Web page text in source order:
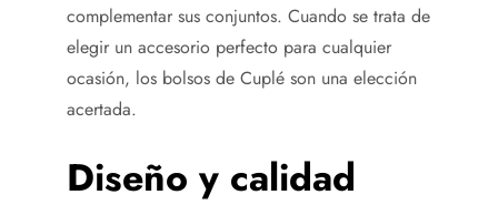
complementar sus conjuntos. Cuando se trata de
elegir un accesorio perfecto para cualquier
ocasión, los bolsos de Cuplé son una elección
acertada.
Diseño y calidad